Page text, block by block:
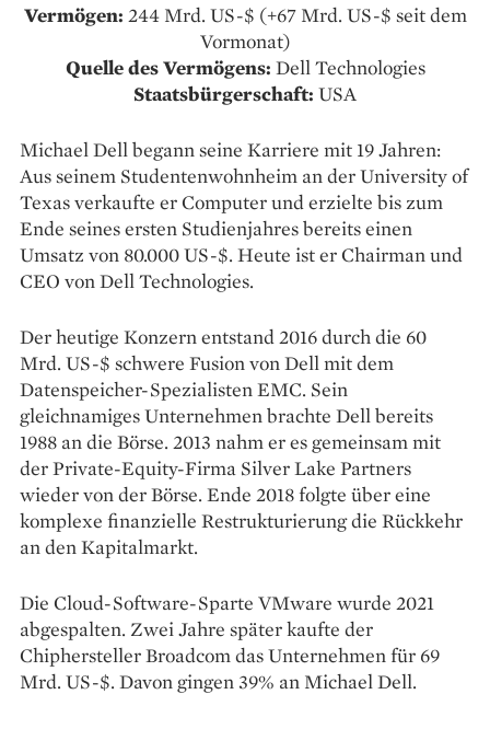
Vermögen: 244 Mrd. US-$ (+67 Mrd. US-$ seit dem
Vormonat)
Quelle des Vermögens: Dell Technologies
Staatsbürgerschaft: USA
Michael Dell begann seine Karriere mit 19 Jahren:
Aus seinem Studentenwohnheim an der University of
Texas verkaufte er Computer und erzielte bis zum
Ende seines ersten Studienjahres bereits einen
Umsatz von 80.000 US-$. Heute ist er Chairman und
CEO von Dell Technologies.
Der heutige Konzern entstand 2016 durch die 60
Mrd. US-$ schwere Fusion von Dell mit dem
Datenspeicher-Spezialisten EMC. Sein
gleichnamiges Unternehmen brachte Dell bereits
1988 an die Börse. 2013 nahm er es gemeinsam mit
der Private-Equity-Firma Silver Lake Partners
wieder von der Börse. Ende 2018 folgte über eine
komplexe finanzielle Restrukturierung die Rückkehr
an den Kapitalmarkt.
Die Cloud-Software-Sparte VMware wurde 2021
abgespalten. Zwei Jahre später kaufte der
Chiphersteller Broadcom das Unternehmen für 69
Mrd. US-$. Davon gingen 39% an Michael Dell.